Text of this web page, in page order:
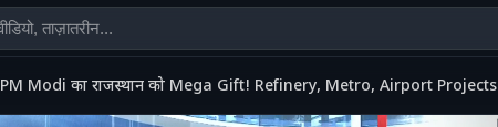
PM Modi का राजस्थान को Mega Gift! Refinery, Metro, Airport